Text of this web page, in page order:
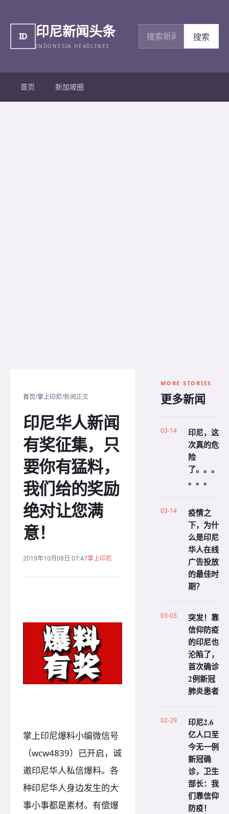
ID 印尼新闻头条
INDONESIA HEADLINES
搜索新闻
搜索
首页 新加坡圈
首页/掌上印尼/新闻正文
印尼华人新闻
有奖征集，只
要你有猛料，
我们给的奖励
绝对让您满
意！
2019年10月08日 07:47掌上印尼
掌上印尼爆料小编微信号
（wcw4839）已开启，诚
邀印尼华人私信爆料。各
种印尼华人身边发生的大
事小事都是素材。有偿爆
MORE STORIES
更多新闻
03-14
印尼，这
次真的危
险
了。。。
。。。
03-14
疫情之
下，为什
么是印尼
华人在线
广告投放
的最佳时
期？
03-03
突发！靠
信仰防疫
的印尼也
沦陷了，
首次确诊
2例新冠
肺炎患者
02-29
印尼2.6
亿人口至
今无一例
新冠确
诊，卫生
部长：我
们靠信仰
防疫！